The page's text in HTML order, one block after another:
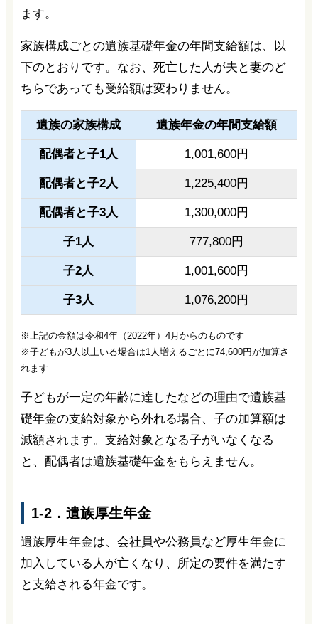
ます。
家族構成ごとの遺族基礎年金の年間支給額は、以
下のとおりです。なお、死亡した人が夫と妻のど
ちらであっても受給額は変わりません。
遺族の家族構成 遺族年金の年間支給額
配偶者と子1人 1,001,600円
配偶者と子2人 1,225,400円
配偶者と子3人 1,300,000円
子1人 777,800円
子2人 1,001,600円
子3人 1,076,200円
※上記の金額は令和4年（2022年）4月からのものです
※子どもが3人以上いる場合は1人増えるごとに74,600円が加算さ
れます
子どもが一定の年齢に達したなどの理由で遺族基
礎年金の支給対象から外れる場合、子の加算額は
減額されます。支給対象となる子がいなくなる
と、配偶者は遺族基礎年金をもらえません。
1-2．遺族厚生年金
遺族厚生年金は、会社員や公務員など厚生年金に
加入している人が亡くなり、所定の要件を満たす
と支給される年金です。